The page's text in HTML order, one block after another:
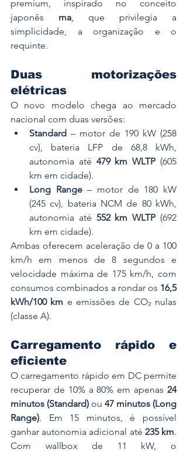
premium, inspirado no conceito
japonês ma, que privilegia a
simplicidade, a organização e o
requinte.
Duas motorizações
elétricas
O novo modelo chega ao mercado
nacional com duas versões:
Standard – motor de 190 kW (258
cv), bateria LFP de 68,8 kWh,
autonomia até 479 km WLTP (605
km em cidade).
Long Range – motor de 180 kW
(245 cv), bateria NCM de 80 kWh,
autonomia até 552 km WLTP (692
km em cidade).
Ambas oferecem aceleração de 0 a 100
km/h em menos de 8 segundos e
velocidade máxima de 175 km/h, com
consumos combinados a rondar os 16,5
kWh/100 km e emissões de CO₂ nulas
(classe A).
Carregamento rápido e
eficiente
O carregamento rápido em DC permite
recuperar de 10% a 80% em apenas 24
minutos (Standard) ou 47 minutos (Long
Range). Em 15 minutos, é possível
ganhar autonomia adicional até 235 km.
Com wallbox de 11 kW, o